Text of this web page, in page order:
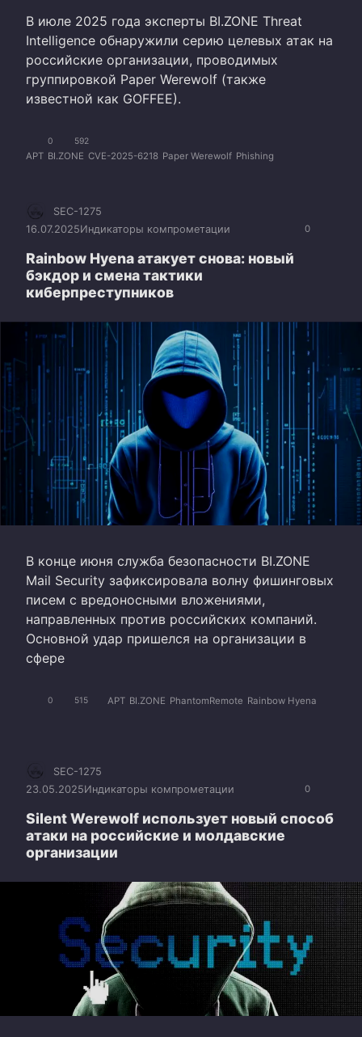
В июле 2025 года эксперты BI.ZONE Threat
Intelligence обнаружили серию целевых атак на
российские организации, проводимых
группировкой Paper Werewolf (также
известной как GOFFEE).
0 592
APT BI.ZONE CVE-2025-6218 Paper Werewolf Phishing
0
SEC-1275
16.07.2025Индикаторы компрометации
Rainbow Hyena атакует снова: новый
бэкдор и смена тактики
киберпреступников
В конце июня служба безопасности BI.ZONE
Mail Security зафиксировала волну фишинговых
писем с вредоносными вложениями,
направленных против российских компаний.
Основной удар пришелся на организации в
сфере
0 515 APT BI.ZONE PhantomRemote Rainbow Hyena
0
SEC-1275
23.05.2025Индикаторы компрометации
Silent Werewolf использует новый способ
атаки на российские и молдавские
организации